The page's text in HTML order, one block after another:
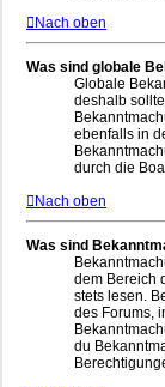
Nach oben
Was sind globale
Globale
deshalb
ebenfalls in
durch die
Nach oben
Was sind
dem Bereich
stets lesen.
des Forums,
du